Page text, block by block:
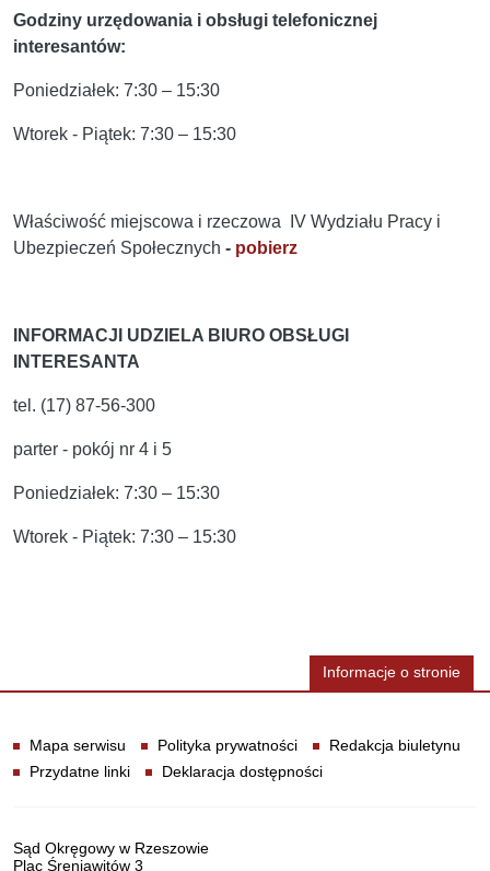
Godziny urzędowania i obsługi telefonicznej
interesantów:
Poniedziałek: 7:30 – 15:30
Wtorek - Piątek: 7:30 – 15:30
Właściwość miejscowa i rzeczowa IV Wydziału Pracy i
Ubezpieczeń Społecznych - pobierz
INFORMACJI UDZIELA BIURO OBSŁUGI
INTERESANTA
tel. (17) 87-56-300
parter - pokój nr 4 i 5
Poniedziałek: 7:30 – 15:30
Wtorek - Piątek: 7:30 – 15:30
Informacje o stronie
Mapa serwisu Polityka prywatności
Redakcja biuletynu
Przydatne linki
Deklaracja dostępności
Dane teleadresowe
Sąd Okręgowy w Rzeszowie
Plac Śreniawitów 3